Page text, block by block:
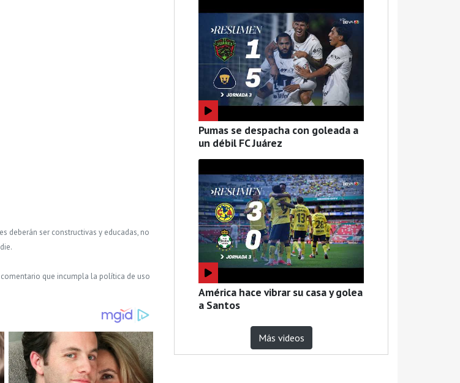
deberán ser constructivas y educadas, no
que incumpla la política de uso
Pumas se despacha con goleada a
un débil FC Juárez
América hace vibrar su casa y golea
a Santos
Más videos